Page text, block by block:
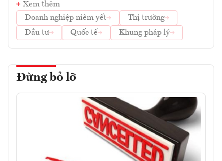
Xem thêm
Doanh nghiệp niêm yết
Thị trường
Đầu tư
Quốc tế Khung pháp lý
Đừng bỏ lỡ